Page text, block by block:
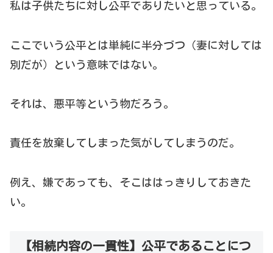
私は子供たちに対し公平でありたいと思っている。
ここでいう公平とは単純に半分づつ（妻に対しては
別だが）という意味ではない。
それは、悪平等という物だろう。
責任を放棄してしまった気がしてしまうのだ。
例え、嫌であっても、そこははっきりしておきた
い。
【相続内容の一貫性】公平であることにつ